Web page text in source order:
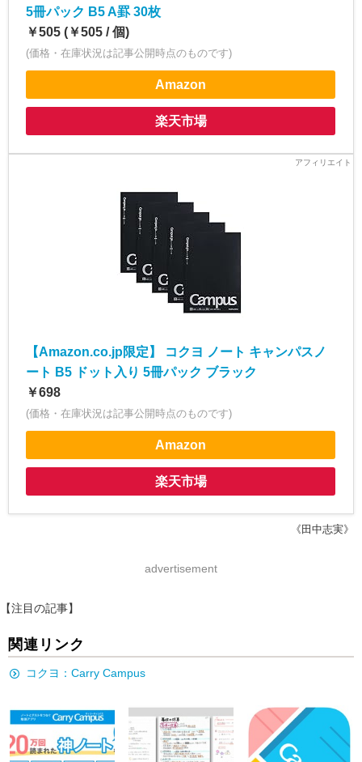
5冊パック B5 A罫 30枚
￥505 (￥505 / 個)
(価格・在庫状況は記事公開時点のものです)
Amazon
楽天市場
【Amazon.co.jp限定】 コクヨ ノート キャンパスノ
ート B5 ドット入り 5冊パック ブラック
￥698
(価格・在庫状況は記事公開時点のものです)
Amazon
楽天市場
《田中志実》
advertisement
【注目の記事】
関連リンク
コクヨ：Carry Campus